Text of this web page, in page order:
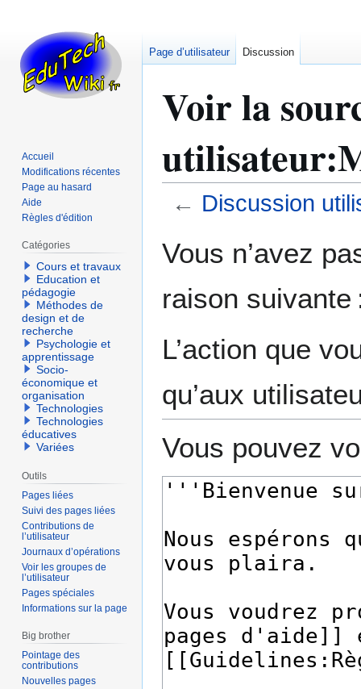
Voir la
← Discussion
à
navigation
à
recherche
Vous n’avez
raison suivante
L’action que
qu’aux
Vous pouvez
Page d’utilisateur Discussion
Accueil
Modifications récentes
Page au hasard
Aide
Règles d'édition
Catégories
Cours et travaux
Education et
pédagogie
Méthodes de
design et de
recherche
Psychologie et
apprentissage
Socio-
économique et
organisation
Technologies
Technologies
éducatives
Variées
Outils
Pages liées
Suivi des pages liées
Contributions de
l’utilisateur
Journaux d’opérations
Voir les groupes de
l’utilisateur
Pages spéciales
Informations sur la page
Big brother
Pointage des
contributions
Nouvelles pages